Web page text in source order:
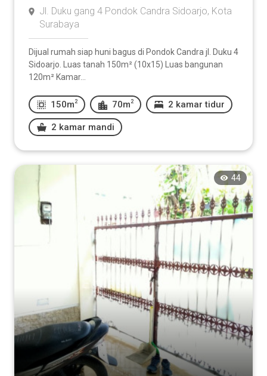
Jl. Duku gang 4 Pondok Candra Sidoarjo, Kota
Surabaya
Dijual rumah siap huni bagus di Pondok Candra jl. Duku 4
Sidoarjo. Luas tanah 150m² (10x15) Luas bangunan
120m² Kamar...
150m 2 70m 2 2 kamar tidur
2 kamar mandi
44